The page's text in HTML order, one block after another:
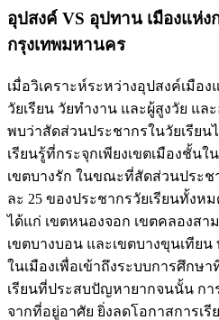
อุปสงค์ VS อุปทาน เมืองแห่ง
กรุงเทพมหานคร
เมื่อวิเคราะห์ระหว่างอุปสงค์เมือ
วัยเรียน วัยทำงาน และผู้สูงวัย แล
พบว่าสัดส่วนประชากรในวัยเรีย
เรียนรู้ที่กระจุกเพียงเขตเมืองชั้น
เขตบางรัก ในขณะที่สัดส่วนประช
ละ 25 ของประชากรวัยเรียนทั้งห
ได้แก่ เขตหนองจอก เขตคลองสา
เขตบางบอน และเขตบางขุนเทียน
ในเมืองเพื่อเข้าถึงระบบการศึก
เรียนที่ประสบปัญหายากจนนั้น กา
จากที่อยู่อาศัย ยิ่งลดโอกาสการเรี